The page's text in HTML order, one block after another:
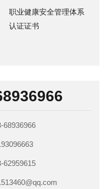
职业健康安全管理体系
认证证书
68936966
62959615